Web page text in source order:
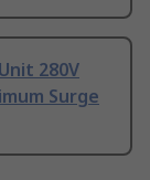
280V
Surge